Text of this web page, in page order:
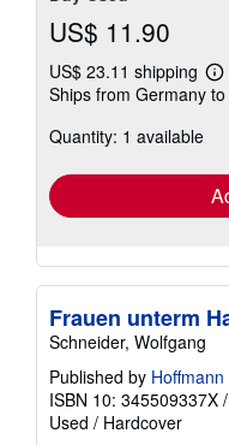
US$ 11.90
US$ 23.11 shipping
Ships from Germany to
Quantity: 1 available
Frauen unterm
Schneider, Wolfgang
Published by
ISBN 10: 345509337X /
Used / Hardcover